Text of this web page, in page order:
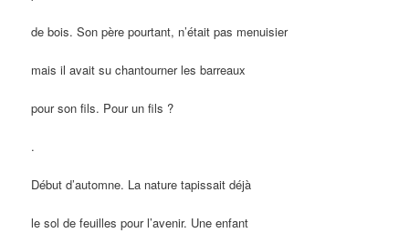
de bois. Son père pourtant, n’était pas menuisier
mais il avait su chantourner les barreaux
pour son fils. Pour un fils ?
.
Début d’automne. La nature tapissait déjà
le sol de feuilles pour l’avenir. Une enfant